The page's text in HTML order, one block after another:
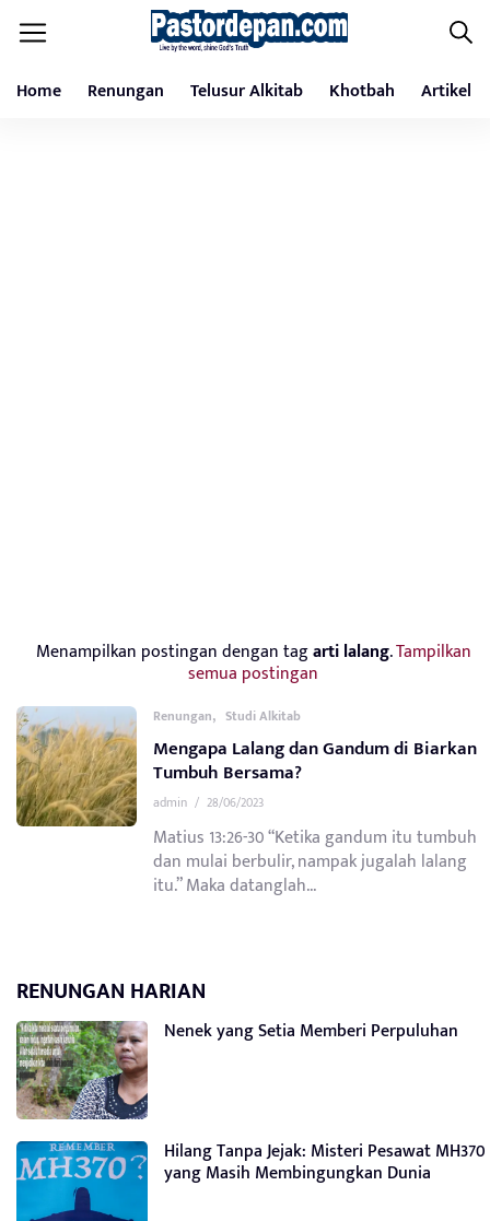
Home Renungan Telusur Alkitab Khotbah Artikel
Menampilkan postingan dengan tagarti lalang.Tampilkan
semua postingan
Renungan, Studi Alkitab
Mengapa Lalang dan Gandum di Biarkan
Tumbuh Bersama?
admin / 28/06/2023
Matius 13:26-30 “Ketika gandum itu tumbuh
dan mulai berbulir, nampak jugalah lalang
itu.” Maka datanglah...
RENUNGAN HARIAN
Nenek yang Setia Memberi Perpuluhan
Hilang Tanpa Jejak: Misteri Pesawat MH370
yang Masih Membingungkan Dunia